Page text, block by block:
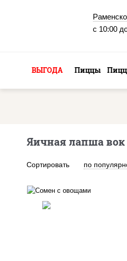
с 10:00
ВЫГОДА Пиццы
Яичная лапша
Сортировать по